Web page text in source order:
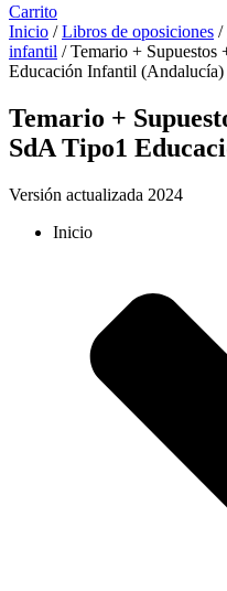
Carrito
Inicio /Libros de oposiciones /
infantil / Temario + Supuestos
Educación Infantil (Andalucía)
Temario +
SdA Tipo1
Versión actualizada 2024
Inicio